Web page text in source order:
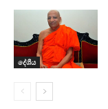
දේශීය